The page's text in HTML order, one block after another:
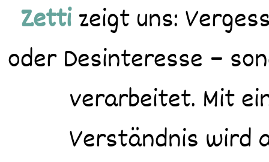
Zettizeigt uns:
oder Desinteresse –
verarbeitet. Mit
Verständnis wird